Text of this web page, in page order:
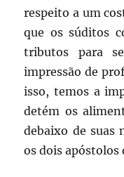
respeito a um
que os súditos
tributos para
impressão de
isso, temos a
detém os
debaixo de suas
os dois apóstolos